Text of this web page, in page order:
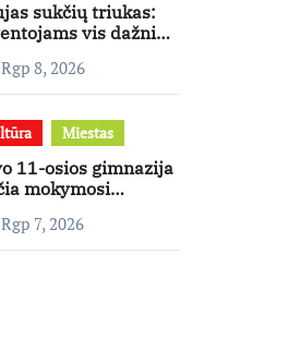
sukčių triukas:
vis dažniau
Rgp 8, 2026
Miestas
11-osios gimnazija
mokymosi
– prie jų
ir taikymo
Rgp 7, 2026